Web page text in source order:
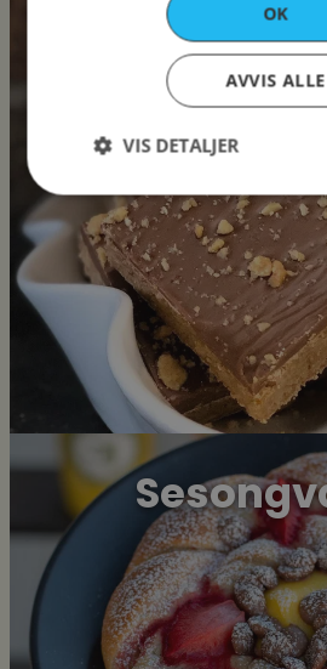
Søtt
OK
AVVIS ALLE
VIS DETALJER
Strengt nødvendig Ytelse
Funksjonalitet
Strengt nødvendige
kjernefunksjoner på nettstedet, som
brukerinnlogging og
Nettstedet kan ikke brukes riktig
nødvendige informasjonskapsler.
Navn